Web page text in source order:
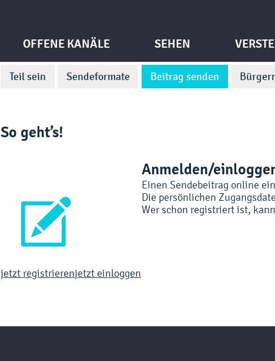
OFFENE KANÄLE SEHEN
Teil sein Sendeformate Beitrag senden
So geht’s!
Anmelden/
Einen Sendebeitrag online
Die persönlichen
Wer schon registriert ist,
jetzt registrierenjetzt einloggen